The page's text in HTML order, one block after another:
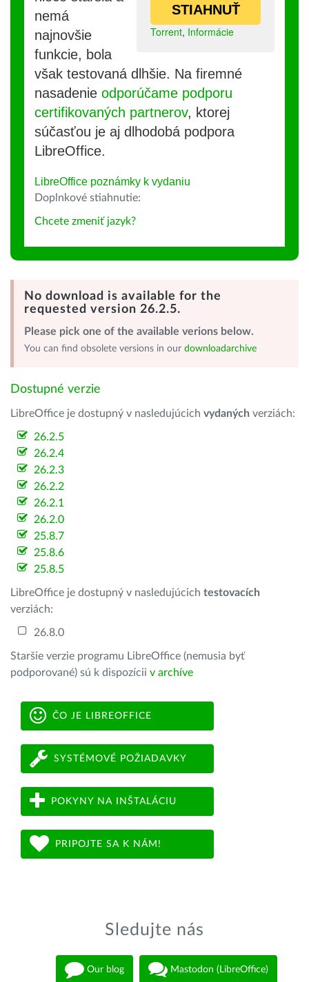
STIAHNUŤ
Torrent, Informácie
nemá
najnovšie
funkcie, bola
však testovaná dlhšie. Na firemné
nasadenie odporúčame podporu
certifikovaných partnerov, ktorej
súčasťou je aj dlhodobá podpora
LibreOffice.
LibreOffice poznámky k vydaniu
Doplnkové stiahnutie:
Chcete zmeniť jazyk?
No download is available for the
requested version 26.2.5.
Please pick one of the available verions below.
You can find obsolete versions in our downloadarchive
Dostupné verzie
LibreOffice je dostupný v nasledujúcich vydaných verziách:
26.2.5
26.2.4
26.2.3
26.2.2
26.2.1
26.2.0
25.8.7
25.8.6
25.8.5
LibreOffice je dostupný v nasledujúcich testovacích
verziách:
26.8.0
Staršie verzie programu LibreOffice (nemusia byť
podporované) sú k dispozícii v archíve
ČO JE LIBREOFFICE
SYSTÉMOVÉ POŽIADAVKY
POKYNY NA INŠTALÁCIU
PRIPOJTE SA K NÁM!
Sledujte nás
Our blog Mastodon (LibreOffice)